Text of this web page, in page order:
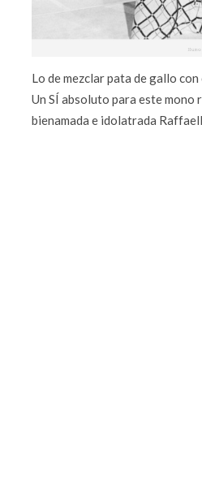
Lo de mezclar pata de gallo
Un SÍ absoluto para este mono
bienamada e idolatrada